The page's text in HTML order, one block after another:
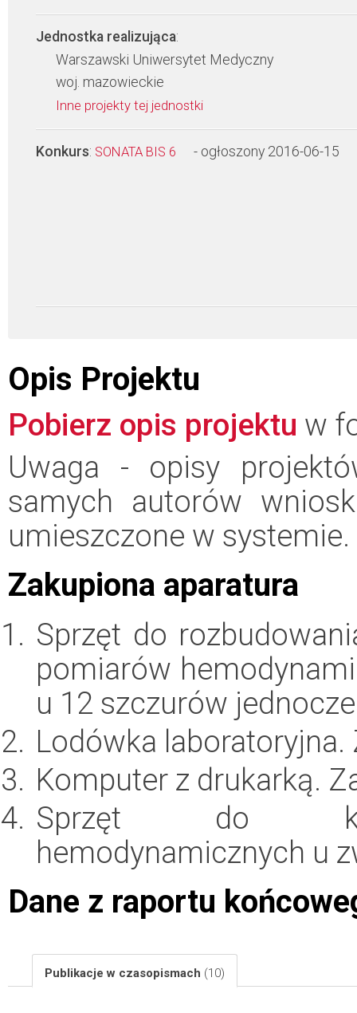
Jednostka realizująca:
Warszawski Uniwersytet Medyczny
woj. mazowieckie
Inne projekty tej jednostki
Konkurs: SONATA BIS 6 - ogłoszony 2016-06-15
Opis Projektu
Pobierz opis projektu w
Uwaga - opisy
samych autorów
umieszczone w systemie.
Zakupiona aparatura
Sprzęt do
pomiarów
u 12 szczurów
Lodówka
Komputer z drukarką.
Sprzęt do
hemodynamicznych u
Dane z raportu
Publikacje w czasopismach (10)